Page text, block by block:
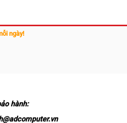
ngày!
hành: